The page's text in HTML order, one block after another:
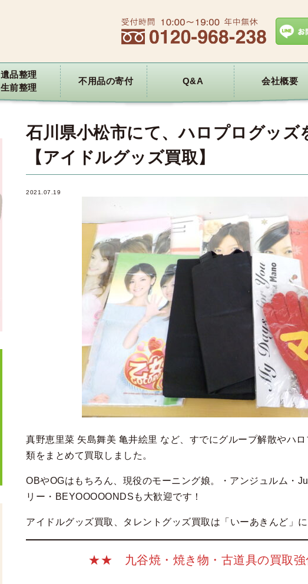
遺品整理
生前整理
不用品の寄付 Q&A 会社概要
石川県小松市にて、ハロプログッズ
【アイドルグッズ買取】
2021.07.19
真野恵里菜 矢島舞美 亀井絵里 など、すでにグループ解散やハ
類をまとめて買取しました。
OBやOGはもちろん、現役のモーニング娘。・アンジュルム・
リー・BEYOOOOONDSも大歓迎です！
アイドルグッズ買取、タレントグッズ買取は「いーあきんど」
★★ 九谷焼・焼き物・古道具の買取